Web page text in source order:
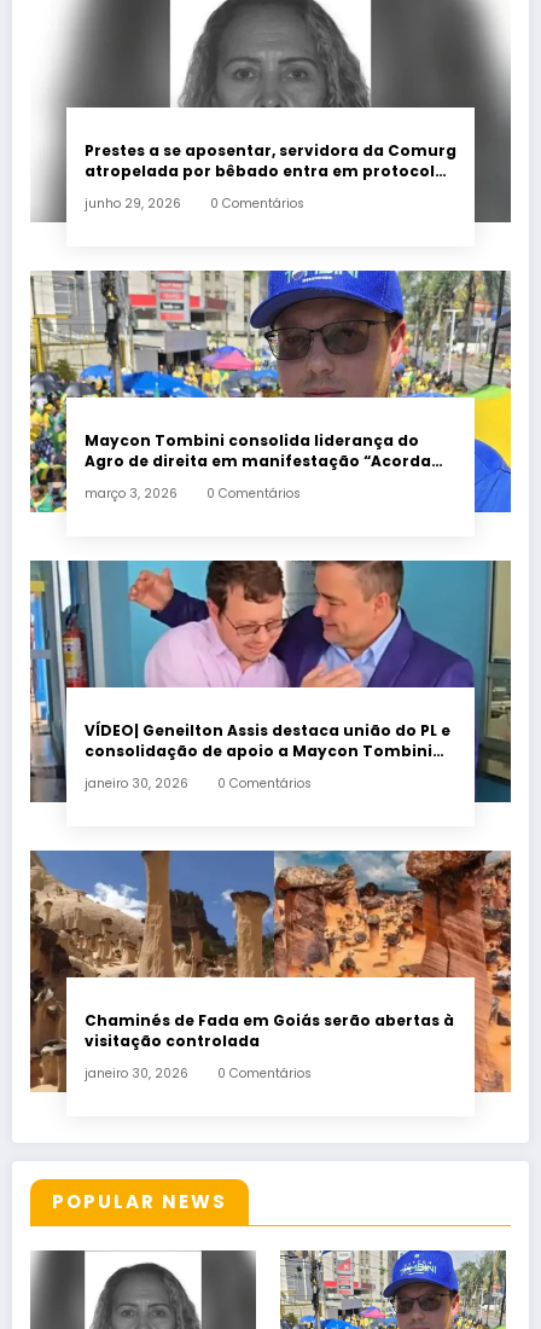
Prestes a se aposentar, servidora da Comurg
atropelada por bêbado entra em protocolo
junho 29, 2026 0 Comentários
Maycon Tombini consolida liderança do
Agro de direita em manifestação “Acorda
março 3, 2026 0 Comentários
VÍDEO| Geneilton Assis destaca união do PL e
consolidação de apoio a Maycon Tombini
janeiro 30, 2026 0 Comentários
Chaminés de Fada em Goiás serão abertas à
visitação controlada
janeiro 30, 2026 0 Comentários
POPULAR NEWS